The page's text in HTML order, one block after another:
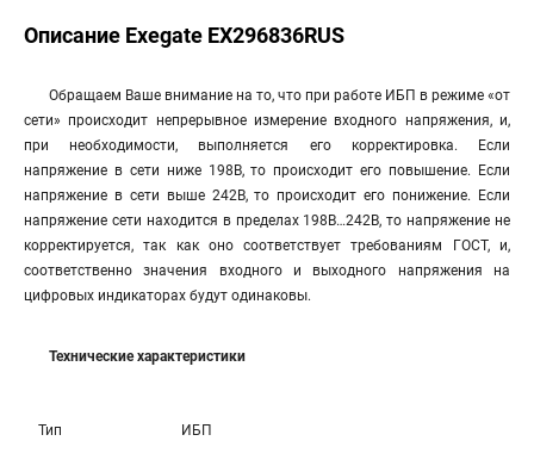
Описание Exegate EX296836RUS
Обращаем Ваше внимание на то, что при работе ИБП в режиме «от
сети» происходит непрерывное измерение входного напряжения, и,
при необходимости, выполняется его корректировка. Если
напряжение в сети ниже 198В, то происходит его повышение. Если
напряжение в сети выше 242В, то происходит его понижение. Если
напряжение сети находится в пределах 198В…242В, то напряжение не
корректируется, так как оно соответствует требованиям ГОСТ, и,
соответственно значения входного и выходного напряжения на
цифровых индикаторах будут одинаковы.
Технические характеристики
Тип ИБП